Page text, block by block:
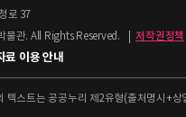
로 37
관. All Rights Reserved.
저작권정책
료 이용 안내
텍스트는 공공누리 제2유형(출처명시+상